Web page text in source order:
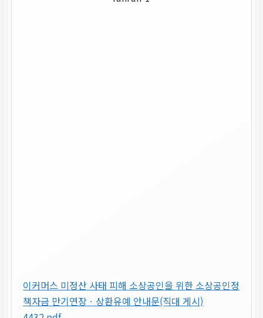
이커머스 미정산 사태 피해 소상공인을 위한 소상공인정
책자금 만기연장ㆍ상환유예 안내문(직대 게시)